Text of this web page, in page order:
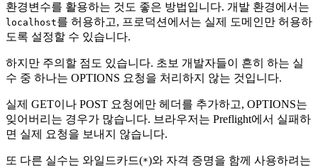
환경변수를 활용하는 것도 좋은 방법입니다. 개발 환경에서는
localhost를 허용하고, 프로덕션에서는 실제 도메인만 허용하
도록 설정할 수 있습니다.
하지만 주의할 점도 있습니다. 초보 개발자들이 흔히 하는 실
수 중 하나는 OPTIONS 요청을 처리하지 않는 것입니다.
실제 GET이나 POST 요청에만 헤더를 추가하고, OPTIONS는
잊어버리는 경우가 많습니다. 브라우저는 Preflight에서 실패하
면 실제 요청을 보내지 않습니다.
또 다른 실수는 와일드카드(*)와 자격 증명을 함께 사용하려는